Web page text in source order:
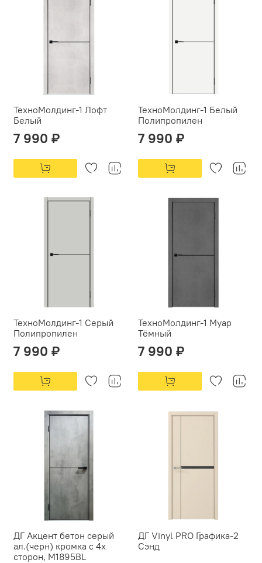
ТехноМолдинг-1 Лофт
Белый
7 990 ₽
ТехноМолдинг-1 Белый
Полипропилен
7 990 ₽
ТехноМолдинг-1 Серый
Полипропилен
7 990 ₽
ТехноМолдинг-1 Муар
Тёмный
7 990 ₽
ДГ Акцент бетон серый
ал.(черн) кромка с 4х
сторон, М1895BL
ДГ Vinyl PRO Графика-2
Сэнд